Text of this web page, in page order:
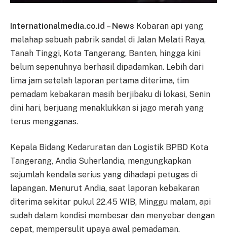
Internationalmedia.co.id – News Kobaran api yang
melahap sebuah pabrik sandal di Jalan Melati Raya,
Tanah Tinggi, Kota Tangerang, Banten, hingga kini
belum sepenuhnya berhasil dipadamkan. Lebih dari
lima jam setelah laporan pertama diterima, tim
pemadam kebakaran masih berjibaku di lokasi, Senin
dini hari, berjuang menaklukkan si jago merah yang
terus mengganas.
Kepala Bidang Kedaruratan dan Logistik BPBD Kota
Tangerang, Andia Suherlandia, mengungkapkan
sejumlah kendala serius yang dihadapi petugas di
lapangan. Menurut Andia, saat laporan kebakaran
diterima sekitar pukul 22.45 WIB, Minggu malam, api
sudah dalam kondisi membesar dan menyebar dengan
cepat, mempersulit upaya awal pemadaman.